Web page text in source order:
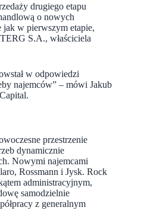
drugiego etapu
o nowych
w pierwszym etapie,
S.A., właściciela
w odpowiedzi
najemców” – mówi Jakub
przestrzenie
dynamicznie
Nowymi najemcami
Rossmann i Jysk. Rock
administracyjnym,
samodzielnie
z generalnym